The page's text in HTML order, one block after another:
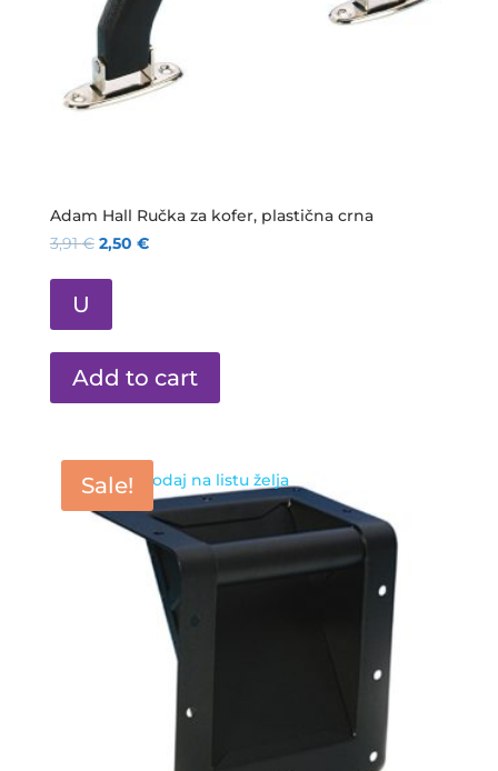
Adam Hall Ručka za kofer, plastična crna
3,91€ 2,50 €
U
Add to cart
Sale! Dodaj na listu želja